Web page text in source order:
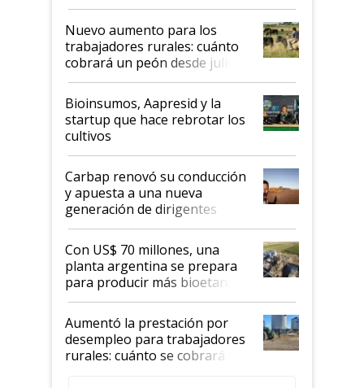
Nuevo aumento para los
trabajadores rurales: cuánto
cobrará un peón desde julio
Bioinsumos, Aapresid y la
startup que hace rebrotar los
cultivos
Carbap renovó su conducción
y apuesta a una nueva
generación de dirigentes
rurales
Con US$ 70 millones, una
planta argentina se prepara
para producir más bioetanol
que nunca
Aumentó la prestación por
desempleo para trabajadores
rurales: cuánto se cobrará